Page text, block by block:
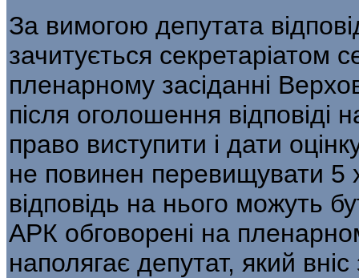
За вимогою депутата
зачитується секретаріатом
пленарному засіданні
після оголошення відповіді
право виступити і дати
не повинен перевищувати 5
відповідь на нього можуть
АРК обговорені на
наполягає депутат, який